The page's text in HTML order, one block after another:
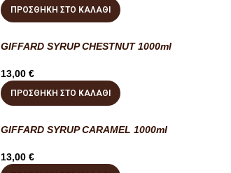
ΠΡΟΣΘΉΚΗ ΣΤΟ ΚΑΛΆΘΙ
GIFFARD SYRUP CHESTNUT 1000ml
13,00 €
ΠΡΟΣΘΉΚΗ ΣΤΟ ΚΑΛΆΘΙ
GIFFARD SYRUP CARAMEL 1000ml
13,00 €